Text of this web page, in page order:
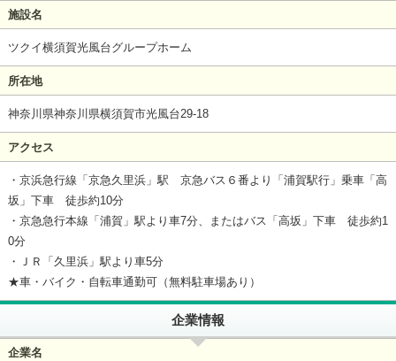
施設名
ツクイ横須賀光風台グループホーム
所在地
神奈川県神奈川県横須賀市光風台29-18
アクセス
・京浜急行線「京急久里浜」駅 京急バス６番より「浦賀駅行」乗車「高
坂」下車 徒歩約10分
・京急急行本線「浦賀」駅より車7分、またはバス「高坂」下車 徒歩約1
0分
・ＪＲ「久里浜」駅より車5分
★車・バイク・自転車通勤可（無料駐車場あり）
企業情報
企業名